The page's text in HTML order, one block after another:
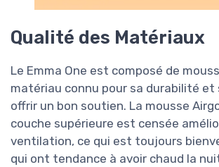
Qualité des Matériaux
Le Emma One est composé de
matériau connu pour sa durabilité et
offrir un bon soutien. La mousse
couche supérieure est censée
ventilation, ce qui est toujours
qui ont tendance à avoir chaud la